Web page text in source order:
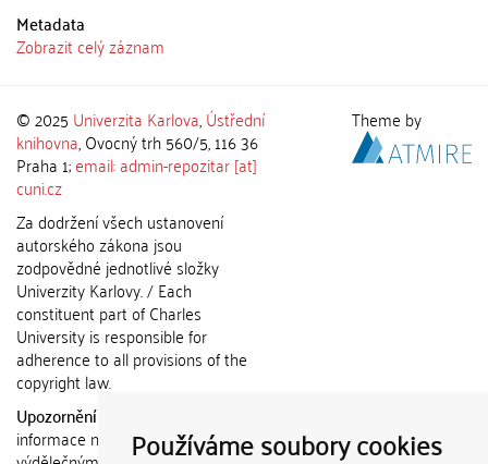
Používáme soubory cookies
Metadata
Zobrazit celý záznam
© 2025 Univerzita Karlova,Ústřední
knihovna, Ovocný trh 560/5, 116 36
Praha 1;email: admin-repozitar [at]
cuni.cz
Za dodržení všech ustanovení
autorského zákona jsou
zodpovědné jednotlivé složky
Univerzity Karlovy. / Each
constituent part of Charles
University is responsible for
adherence to all provisions of the
copyright law.
Upozornění / Notice:
informace nemohou být použity k
Theme by